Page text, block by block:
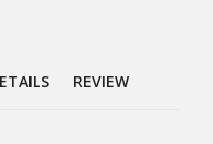
REVIEW